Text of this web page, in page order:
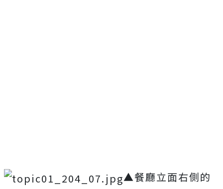
▲餐廳立面右側的